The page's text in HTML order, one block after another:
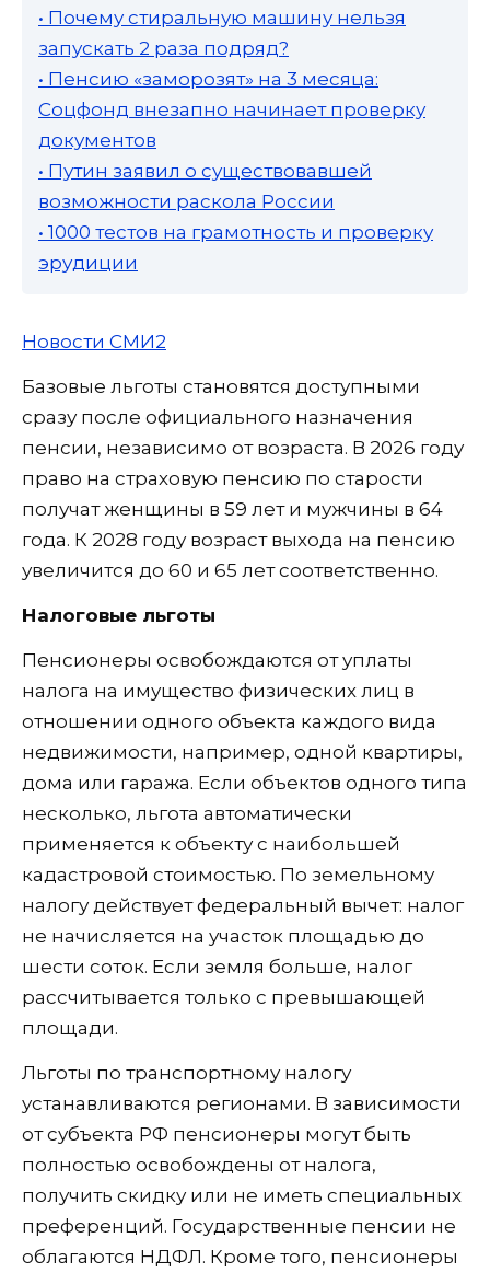
• Почему стиральную машину нельзя
запускать 2 раза подряд?
• Пенсию «заморозят» на 3 месяца:
Соцфонд внезапно начинает проверку
документов
• Путин заявил о существовавшей
возможности раскола России
• 1000 тестов на грамотность и проверку
эрудиции
Новости СМИ2
Базовые льготы становятся доступными
сразу после официального назначения
пенсии, независимо от возраста. В 2026 году
право на страховую пенсию по старости
получат женщины в 59 лет и мужчины в 64
года. К 2028 году возраст выхода на пенсию
увеличится до 60 и 65 лет соответственно.
Налоговые льготы
Пенсионеры освобождаются от уплаты
налога на имущество физических лиц в
отношении одного объекта каждого вида
недвижимости, например, одной квартиры,
дома или гаража. Если объектов одного типа
несколько, льгота автоматически
применяется к объекту с наибольшей
кадастровой стоимостью. По земельному
налогу действует федеральный вычет: налог
не начисляется на участок площадью до
шести соток. Если земля больше, налог
рассчитывается только с превышающей
площади.
Льготы по транспортному налогу
устанавливаются регионами. В зависимости
от субъекта РФ пенсионеры могут быть
полностью освобождены от налога,
получить скидку или не иметь специальных
преференций. Государственные пенсии не
облагаются НДФЛ. Кроме того, пенсионеры